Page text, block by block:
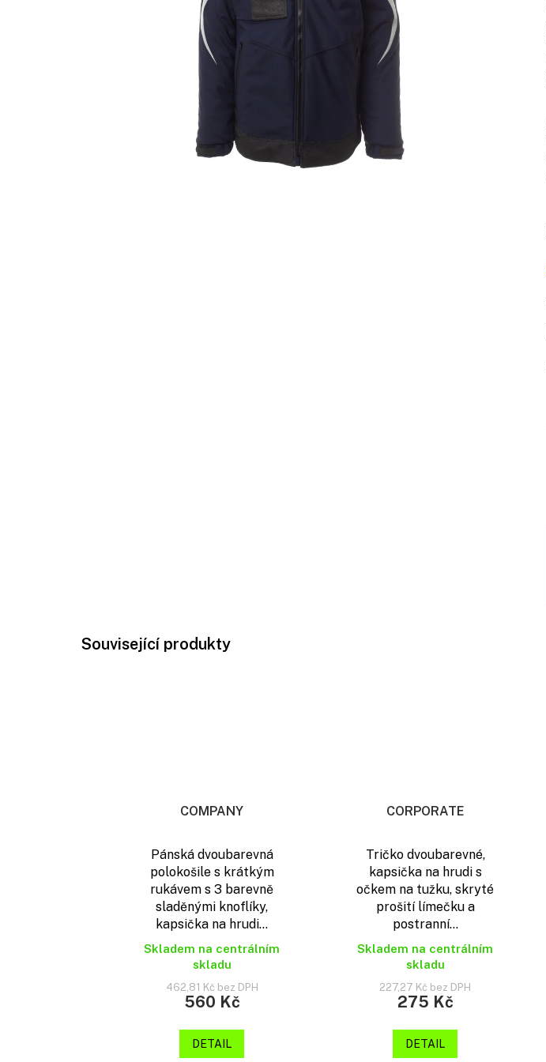
Související produkty
COMPANY
Pánská dvoubarevná
polokošile s krátkým
rukávem s 3 barevně
sladěnými knoflíky,
kapsička na hrudi...
Skladem na centrálním
skladu
462,81 Kč bez DPH
560 Kč
DETAIL
CORPORATE
Tričko dvoubarevné,
kapsička na hrudi s
očkem na tužku, skryté
prošití límečku a
postranní...
Skladem na centrálním
skladu
227,27 Kč bez DPH
275 Kč
DETAIL